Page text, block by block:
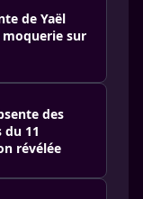
de Yaël
moquerie sur
des
11
révélée